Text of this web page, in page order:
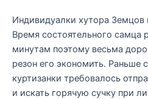
Индивидуалки хутора Земцов
Время состоятельного самца
минутам поэтому весьма
резон его экономить. Раньше
куртизанки требовалось
и искать горячую сучку при